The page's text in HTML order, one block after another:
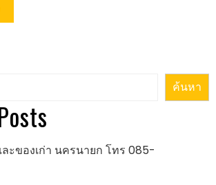
ค้นหา
ะของเก่า นครนายก โทร 085-